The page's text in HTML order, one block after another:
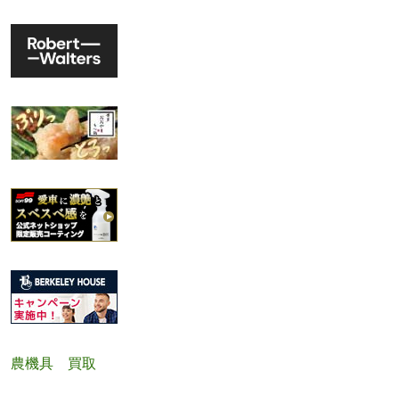
農機具 買取